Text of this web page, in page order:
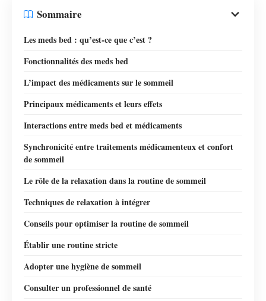
Sommaire
Les meds bed : qu’est-ce que c’est ?
Fonctionnalités des meds bed
L’impact des médicaments sur le sommeil
Principaux médicaments et leurs effets
Interactions entre meds bed et médicaments
Synchronicité entre traitements médicamenteux et confort
de sommeil
Le rôle de la relaxation dans la routine de sommeil
Techniques de relaxation à intégrer
Conseils pour optimiser la routine de sommeil
Établir une routine stricte
Adopter une hygiène de sommeil
Consulter un professionnel de santé